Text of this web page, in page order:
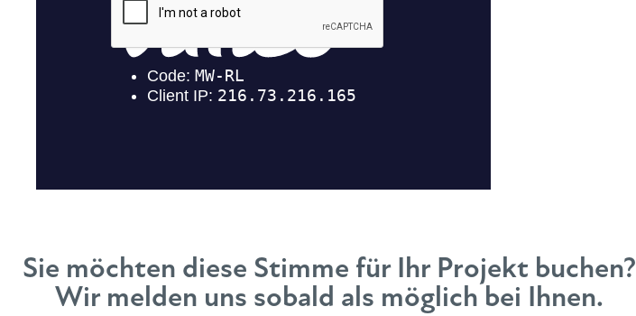
Sie möchten diese Stimme für Ihr Projekt buchen?
Wir melden uns sobald als möglich bei Ihnen.